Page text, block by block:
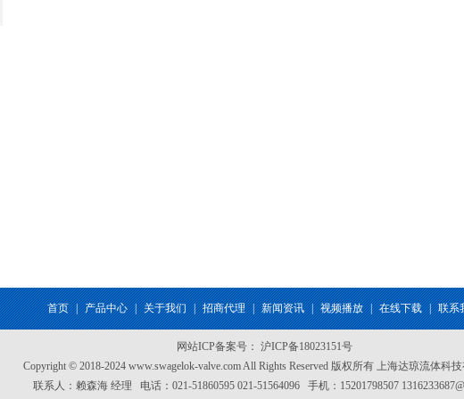
首页 | 产品中心 | 关于我们 | 招商代理 | 新闻资讯 | 视频播放 | 在线下载 | 联系
网站ICP备案号： 沪ICP备18023151号
Copyright © 2018-2024 www.swagelok-valve.com All Rights Reserved 版权所有 上海达琼流体科
联系人：赖森海 经理 电话：021-51860595 021-51564096 手机：15201798507